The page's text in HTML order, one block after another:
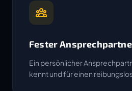
Fester
Ein persönlicher
kennt und für einen